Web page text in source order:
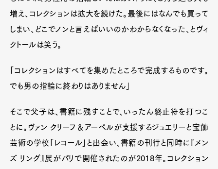
増え、コレクションは拡大を続けた。最後にはなんでも買って
しまい、どこでノンと言えばいいのかわからなくなった、とヴィ
クトールは笑う。
「コレクションはすべてを集めたところで完成するものです。
でも男の指輪に終わりはありません」
そこで父子は、書籍に残すことで、いったん終止符を打つこ
とに。ヴァン クリーフ＆アーペルが支援するジュエリーと宝飾
芸術の学校「レコール」と出会い、書籍の刊行と同時に『メン
ズ リング』展がパリで開催されたのが2018年。コレクション